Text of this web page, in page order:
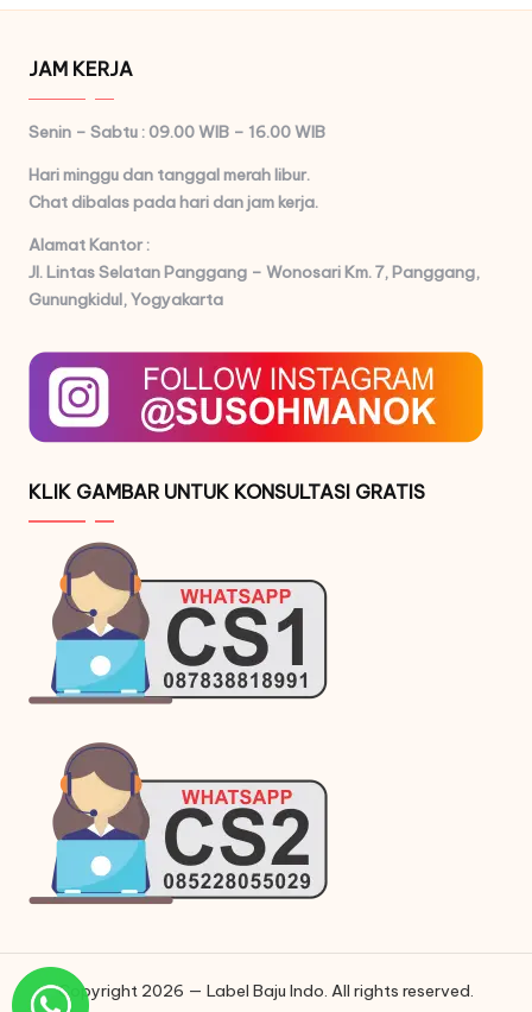
JAM KERJA
Senin – Sabtu : 09.00 WIB – 16.00 WIB
Hari minggu dan tanggal merah libur.
Chat dibalas pada hari dan jam kerja.
Alamat Kantor :
Jl. Lintas Selatan Panggang – Wonosari Km. 7,Panggang,
Gunungkidul, Yogyakarta
KLIK GAMBAR UNTUK KONSULTASI GRATIS
Copyright 2026 — Label Baju Indo. All rights reserved.